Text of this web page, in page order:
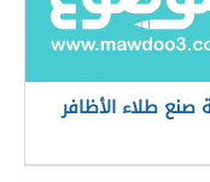
صنع طلاء الأظافر